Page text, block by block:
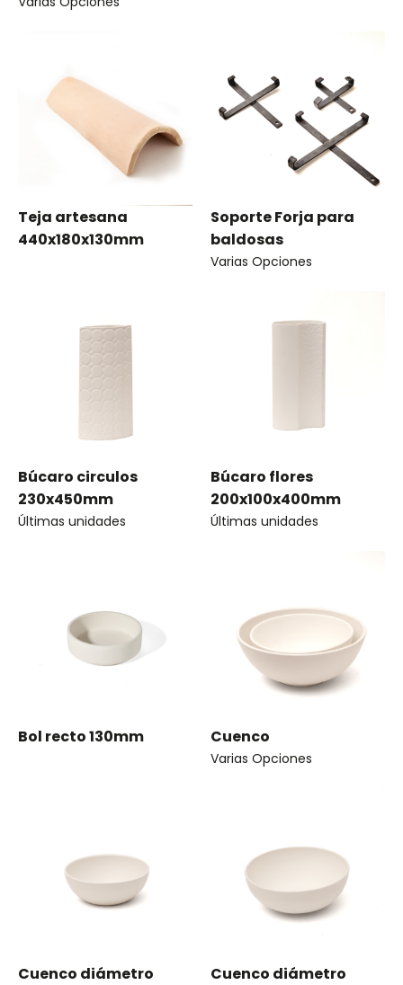
Teja artesana
440x180x130mm
Soporte Forja para
baldosas
Varias Opciones
Búcaro circulos
230x450mm
Últimas unidades
Búcaro flores
200x100x400mm
Últimas unidades
Bol recto 130mm Cuenco
Varias Opciones
Cuenco diámetro
Cuenco diámetro